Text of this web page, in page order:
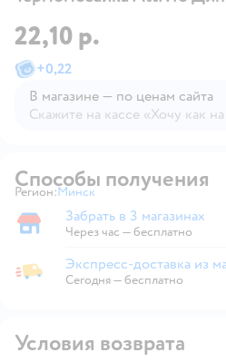
22,10 р.
+0,22
В магазине — по ценам сайта
Скажите на кассе «Хочу как
Способы получения
Регион: Выбор адреса доставки.
Минск
Забрать в магазине
Забрать в 3 магазинах
Через час — бесплатно
Экспресс-доставка из магазина
Экспресс-доставка из
Сегодня—бесплатно
Условия возврата